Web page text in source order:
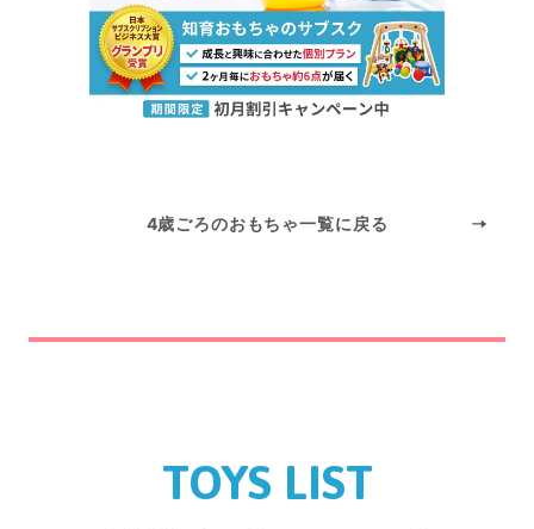
4歳ごろのおもちゃ一覧に戻る
TOYS LIST